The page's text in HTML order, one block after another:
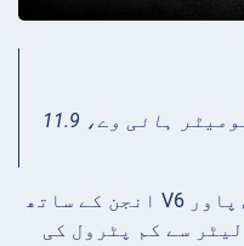
ایندھن کی کھپت: 5.8 L/100 کلومیٹر ہائی وے، 11.9
ٹویوٹا کیمری اپنے 249 ہارس پاور V6 انجن کے ساتھ
شہر میں 100 کلومیٹر فی 13.2 لیٹر سے کم پٹرول کی